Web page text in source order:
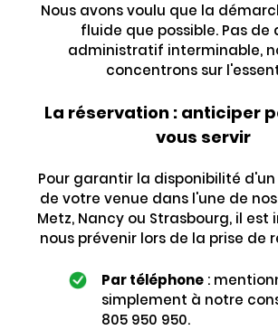
Nous avons voulu que la
fluide que possible. Pas de
administratif interminable,
concentrons sur
La réservation : anticiper
vous servir
Pour garantir la disponibilité
de votre venue dans l'une de
Metz, Nancy ou Strasbourg, il
nous prévenir lors de la prise de
Par téléphone :
simplement à notre
805 950 950.